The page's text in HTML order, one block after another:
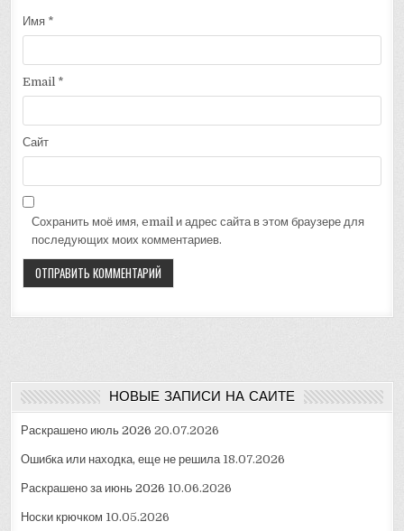
Имя *
Email *
Сайт
Сохранить моё имя, email и адрес сайта в этом браузере для
последующих моих комментариев.
НОВЫЕ ЗАПИСИ НА САЙТЕ
Раскрашено июль 2026 20.07.2026
Ошибка или находка, еще не решила 18.07.2026
Раскрашено за июнь 2026 10.06.2026
Носки крючком 10.05.2026